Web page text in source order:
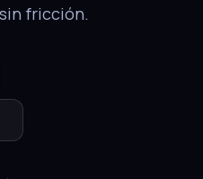
fricción.